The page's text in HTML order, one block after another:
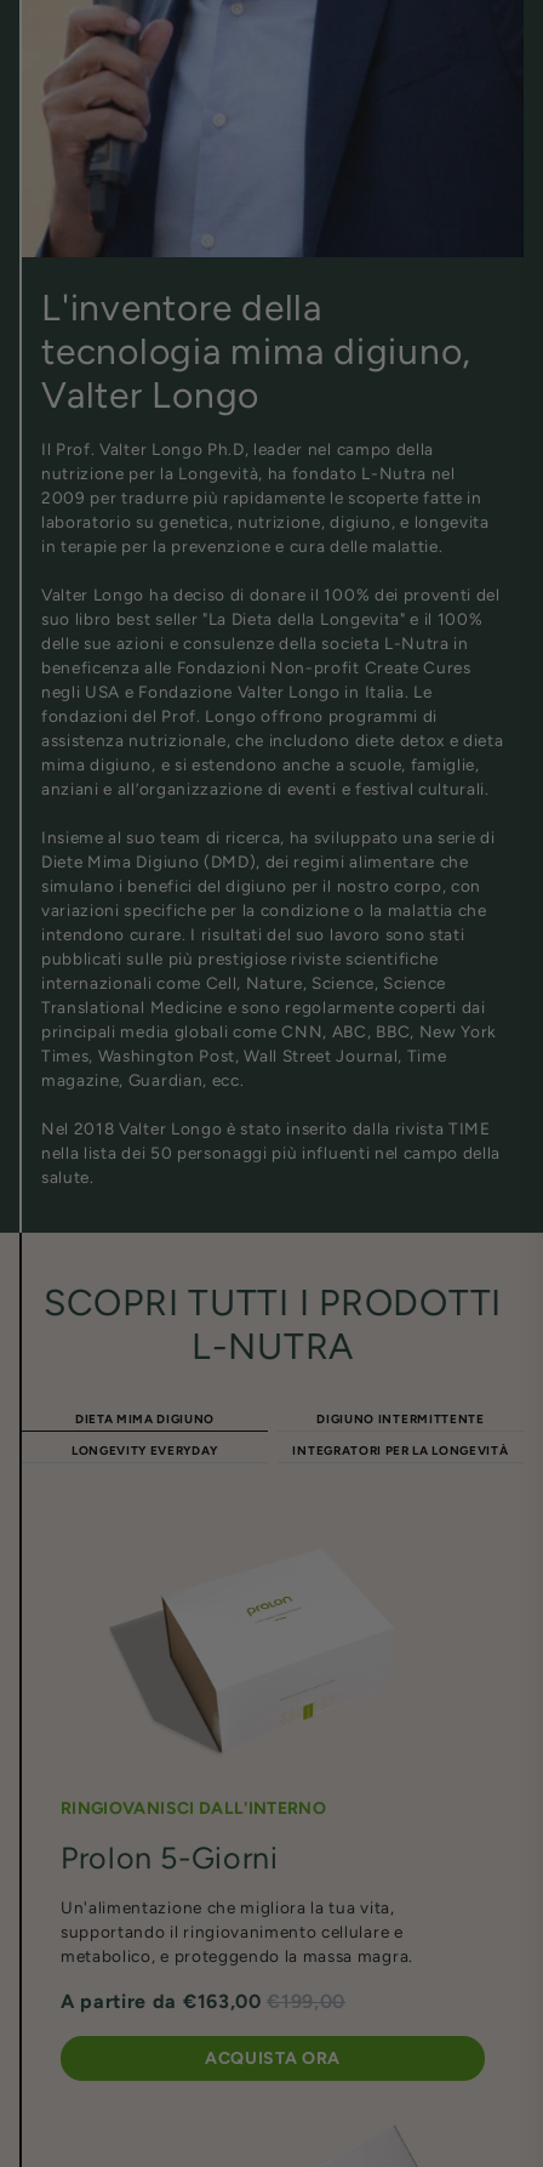
L'inventore della
tecnologia mima digiuno,
Valter Longo
Il Prof. Valter Longo Ph.D, leader nel campo della
nutrizione per la Longevità, ha fondato L-Nutra nel
2009 per tradurre più rapidamente le scoperte fatte in
laboratorio su genetica, nutrizione, digiuno, e longevita
in terapie per la prevenzione e cura delle malattie.
Valter Longo ha deciso di donare il 100% dei proventi del
suo libro best seller "La Dieta della Longevita" e il 100%
delle sue azioni e consulenze della societa L-Nutra in
beneficenza alle Fondazioni Non-profit Create Cures
negli USA e Fondazione Valter Longo in Italia. Le
fondazioni del Prof. Longo offrono programmi di
assistenza nutrizionale, che includono diete detox e dieta
mima digiuno, e si estendono anche a scuole, famiglie,
anziani e all’organizzazione di eventi e festival culturali.
Insieme al suo team di ricerca, ha sviluppato una serie di
Diete Mima Digiuno (DMD), dei regimi alimentare che
simulano i benefici del digiuno per il nostro corpo, con
variazioni specifiche per la condizione o la malattia che
intendono curare. I risultati del suo lavoro sono stati
pubblicati sulle più prestigiose riviste scientifiche
internazionali come Cell, Nature, Science, Science
Translational Medicine e sono regolarmente coperti dai
principali media globali come CNN, ABC, BBC, New York
Times, Washington Post, Wall Street Journal, Time
magazine, Guardian, ecc.
Nel 2018 Valter Longo è stato inserito dalla rivista TIME
nella lista dei 50 personaggi più influenti nel campo della
salute.
SCOPRI TUTTI I PRODOTTI
L-NUTRA
DIETA MIMA DIGIUNO
DIGIUNO INTERMITTENTE
LONGEVITY EVERYDAY
INTEGRATORI PER LA LONGEVITÀ
RINGIOVANISCI DALL'INTERNO
Prolon 5-Giorni
Un'alimentazione che migliora la tua vita,
supportando il ringiovanimento cellulare e
metabolico, e proteggendo la massa magra.
A partire da €163,00€199,00
ACQUISTA ORA